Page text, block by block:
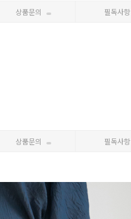
상품문의 필독사항
상품문의 필독사항